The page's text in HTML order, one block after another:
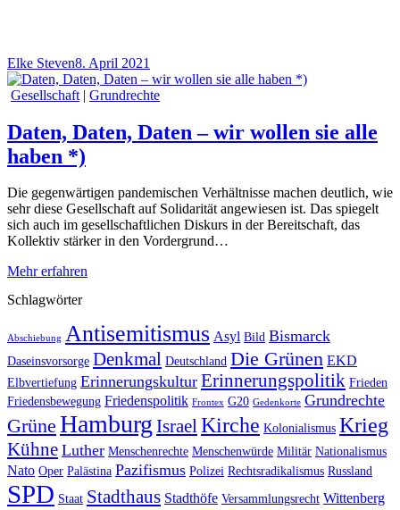
Elke Steven8. April 2021
Gesellschaft | Grundrechte
Daten, Daten, Daten – wir wollen sie alle
haben *)
Die gegenwärtigen pandemischen Verhältnisse machen deutlich, wie
sehr diese Gesellschaft auf Solidarität angewiesen ist. Das spiegelt
sich auch im gesellschaftlichen Diskurs in der Bereitschaft, das
Kollektiv stärker in den Vordergrund…
Mehr erfahren
Schlagwörter
Abschiebung Antisemitismus Asyl Bild Bismarck
Daseinsvorsorge Denkmal Deutschland Die Grünen EKD
Elbvertiefung Erinnerungskultur Erinnerungspolitik Frieden
Friedensbewegung Friedenspolitik Frontex G20 Gedenkorte Grundrechte
Grüne Hamburg IsraelKirche Kolonialismus Krieg
Kühne Luther Menschenrechte Menschenwürde Militär Nationalismus
Nato Oper Palästina Pazifismus Polizei Rechtsradikalismus Russland
SPD Staat Stadthaus Stadthöfe Versammlungsrecht Wittenberg